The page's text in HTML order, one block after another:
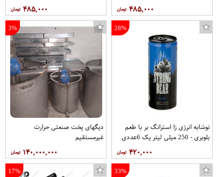
۴۸۵,۰۰۰ ۴۸۵,۰۰۰
28%
نوشابه انرژی زا استرانگ بر با طعم
بلوبری - 250 میلی لیتر پک 6عددی
۴۲۰,۰۰۰
3%
دیگهای پخت صنعتی حرارت
غیرمستقیم
۱۴۰,۰۰۰,۰۰۰
33%
17%